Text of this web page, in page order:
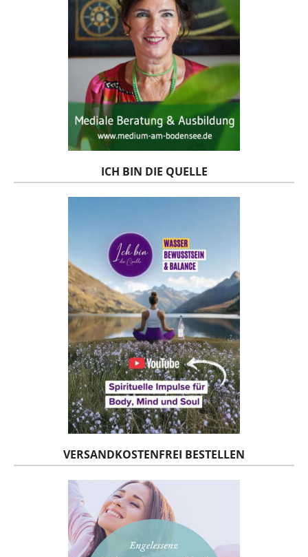
ICH BIN DIE QUELLE
VERSANDKOSTENFREI BESTELLEN